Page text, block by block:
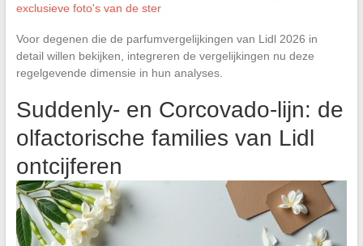
exclusieve foto's van de ster
Voor degenen die de parfumvergelijkingen van Lidl 2026 in
detail willen bekijken, integreren de vergelijkingen nu deze
regelgevende dimensie in hun analyses.
Suddenly- en Corcovado-lijn: de
olfactorische families van Lidl
ontcijferen